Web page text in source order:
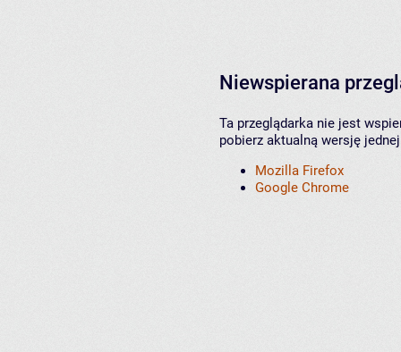
Niewspierana
Ta przeglądarka nie jest
pobierz aktualną wersję
Mozilla Firefox
Google Chrome